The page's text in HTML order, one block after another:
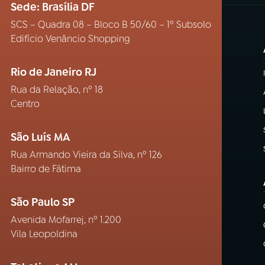
Sede: Brasília DF
SCS – Quadra 08 – Bloco B 50/60 – 1º Subsolo
Edifício Venâncio Shopping
Rio de Janeiro RJ
Rua da Relação, nº 18
Centro
São Luís MA
Rua Armando Vieira da Silva, nº 126
Bairro de Fátima
São Paulo SP
Avenida Mofarrej, nº 1.200
Vila Leopoldina